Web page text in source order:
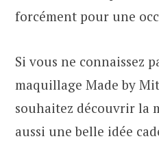
forcément pour une
Si vous ne connaissez
maquillage Made by
souhaitez découvrir la
aussi une belle idée